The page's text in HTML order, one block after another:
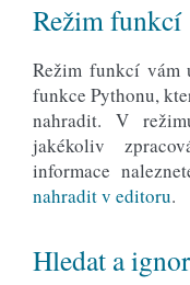
Režim funkcí
Režim funkcí vám
funkce Pythonu,
nahradit. V
jakékoliv
informace
nahradit v editoru.
Hledat a